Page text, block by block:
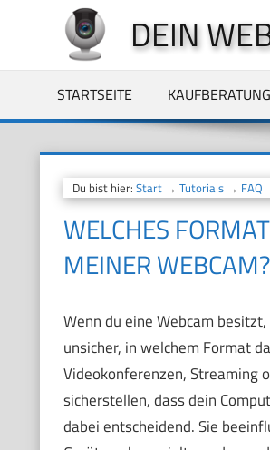
springen
DEIN
STARTSEITE KAUFBERATUNG
Du bist hier: Start→ Tutorials→ FAQ
WELCHES
MEINER WEBCAM?
Wenn du eine Webcam
unsicher, in welchem Format
Videokonferenzen, Streaming
sicherstellen, dass dein
dabei entscheidend. Sie